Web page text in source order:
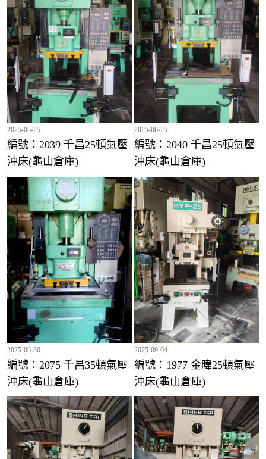
編號：1977 金暐25頓氣壓沖床(龜山倉庫)
編號：2040 千昌25頓氣壓沖床(龜山倉庫)
2025-06-25
編號：2039 千昌25頓氣壓
沖床(龜山倉庫)
2025-06-25
編號：2040 千昌25頓氣壓
沖床(龜山倉庫)
2025-06-30
編號：2075 千昌35頓氣壓
沖床(龜山倉庫)
2025-09-04
編號：1977 金暐25頓氣壓
沖床(龜山倉庫)